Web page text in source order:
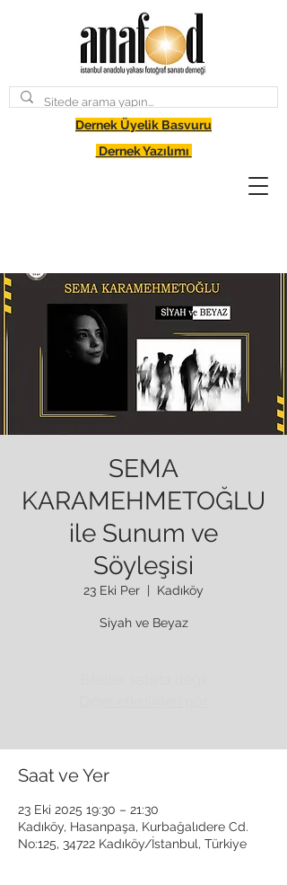
Dernek Üyelik Basvuru
Dernek Yazılımı
SEMA
KARAMEHMETOĞLU
ile Sunum ve
Söyleşisi
23 Eki Per Kadıköy
Siyah ve Beyaz
Saat ve Yer
23 Eki 2025 19:30 – 21:30
Kadıköy, Hasanpaşa, Kurbağalıdere Cd.
No:125, 34722 Kadıköy/İstanbul, Türkiye